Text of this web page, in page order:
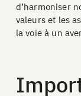
d’harmoniser
valeurs et les
la voie à un